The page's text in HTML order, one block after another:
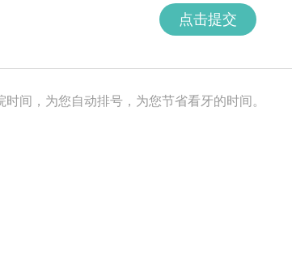
点击提交
间，为您自动排号，为您节省看牙的时间。